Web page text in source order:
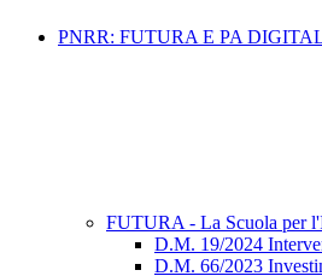
PNRR: FUTURA E PA
FUTURA - La Scuola per
D.M. 19/2024
D.M. 66/2023